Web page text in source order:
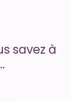
savez à